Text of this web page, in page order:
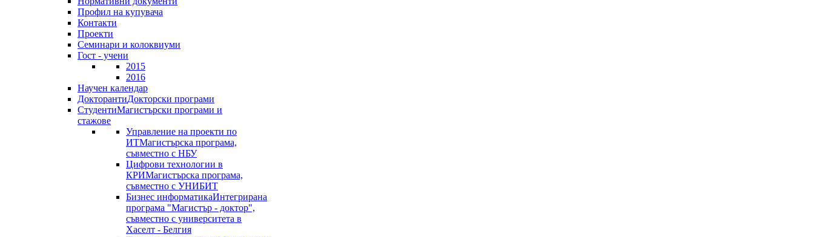
Профил на купувача
Контакти
Проекти
Семинари и колоквиуми
Гост - учени
2015
2016
Научен календар
ДокторантиДокторски програми
СтудентиМагистърски програми и
стажове
Управление на проекти по
ИТМагистърска програма,
съвместно с НБУ
Цифрови технологии в
КРИМагистърска програма,
съвместно с УНИБИТ
Бизнес информатикаИнтегрирана
програма "Магистър - доктор",
съвместно с университета в
Хаселт - Белгия